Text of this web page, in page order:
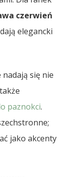
czerwień
elegancki
się nie
paznokci.
jako akcenty